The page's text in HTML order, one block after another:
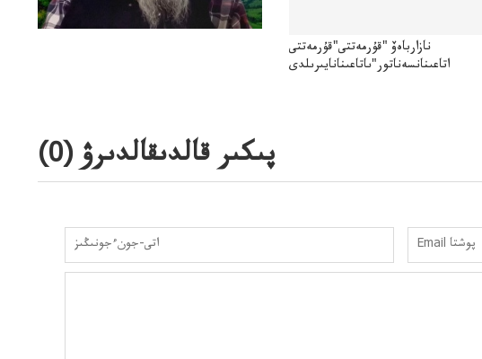
نازارباەۆ "قۇرمەتتى"قۇرمەتتى
اتاعىنانسەناتور"ىاتاعىنانايىرىلدى
پىكىر قالدىقالدىرۋ (0
)